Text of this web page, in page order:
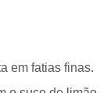
em fatias finas.